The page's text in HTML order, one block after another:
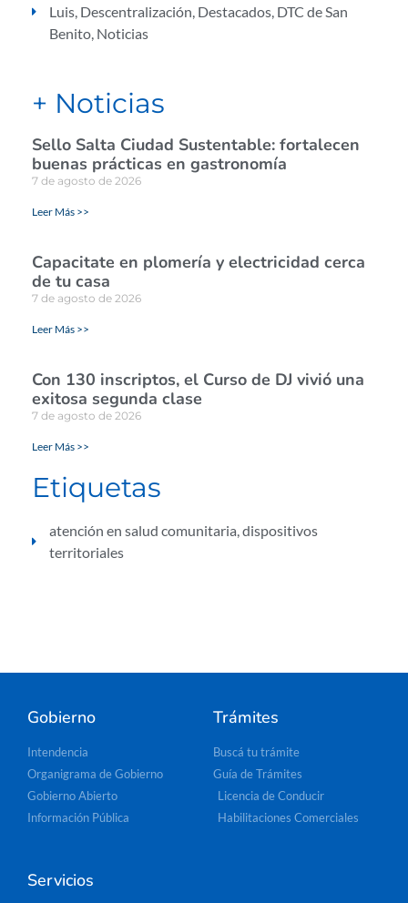
Luis, Descentralización, Destacados, DTC de San
Benito, Noticias
+ Noticias
Sello Salta Ciudad Sustentable: fortalecen
buenas prácticas en gastronomía
7 de agosto de 2026
Leer Más >>
Capacitate en plomería y electricidad cerca
de tu casa
7 de agosto de 2026
Leer Más >>
Con 130 inscriptos, el Curso de DJ vivió una
exitosa segunda clase
7 de agosto de 2026
Leer Más >>
Etiquetas
atención en salud comunitaria,dispositivos
territoriales
Gobierno
Intendencia
Organigrama de Gobierno
Gobierno Abierto
Información Pública
Trámites
Buscá tu trámite
Guía de Trámites
Licencia de Conducir
Habilitaciones Comerciales
Servicios